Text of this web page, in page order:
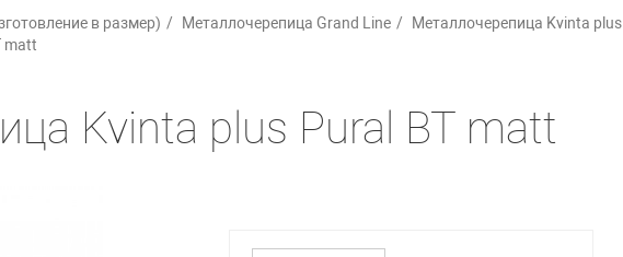
в размер) Металлочерепица Grand Line
Металлочерепица Kvinta plus
matt
Kvinta plus Pural BT matt